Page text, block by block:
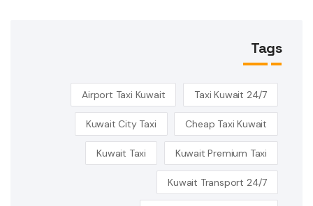
Tags
24/7 Taxi Kuwait
Airport Taxi Kuwait
Cheap Taxi Kuwait
Kuwait City Taxi
Kuwait Premium Taxi
Kuwait Taxi
Kuwait Transport 24/7